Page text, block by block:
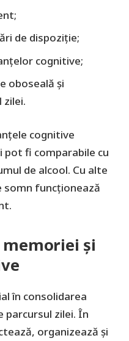
de dispoziție;
cognitive;
oboseală și
cognitive
fi comparabile cu
de alcool. Cu alte
somn funcționează
și
în consolidarea
zilei. În
organizează și